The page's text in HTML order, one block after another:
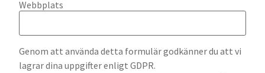
Webbplats
Genom att använda detta formulär godkänner du att vi
lagrar dina uppgifter enligt GDPR.